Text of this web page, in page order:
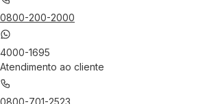
0800-200-2000
4000-1695
Atendimento ao cliente
0800-701-2523